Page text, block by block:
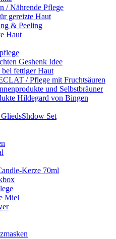
/ Nährende Pflege
gereizte Haut
& Peeling
Haut
Geshenk Idee
fettiger Haut
/ Pflege mit Fruchtsäuren
und Selbstbräuner
Hildegard von Bingen
Set
Kerze 70ml
Miel